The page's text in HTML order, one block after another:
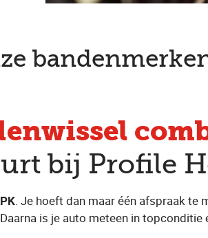
bij Profile
. Je hoeft dan maar één afspraak te
is je auto meteen in topconditie